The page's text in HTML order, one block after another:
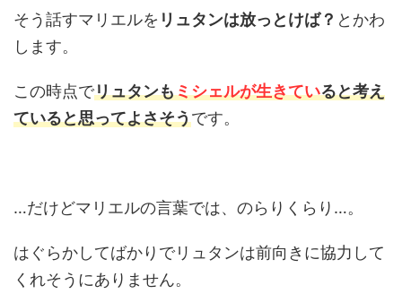
そう話すマリエルを リュタンは放っとけば？ とかわ
します。
この時点でリュタンもミシェルが生きていると考え
ていると思ってよさそうです。
…だけどマリエルの言葉では、のらりくらり…。
はぐらかしてばかりでリュタンは前向きに協力して
くれそうにありません。